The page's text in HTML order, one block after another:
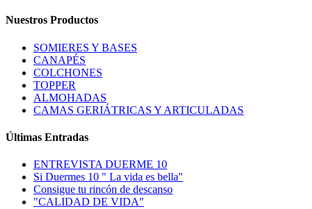
Nuestros Productos
SOMIERES Y BASES
CANAPÉS
COLCHONES
TOPPER
ALMOHADAS
CAMAS GERIÁTRICAS Y ARTICULADAS
Últimas Entradas
ENTREVISTA DUERME 10
Si Duermes 10 " La vida es bella"
Consigue tu rincón de descanso
"CALIDAD DE VIDA"